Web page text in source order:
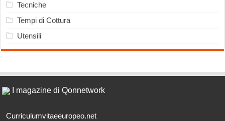
Tecniche
Tempi di Cottura
Utensili
I magazine di Qonnetwork
Curriculumvitaeeuropeo.net